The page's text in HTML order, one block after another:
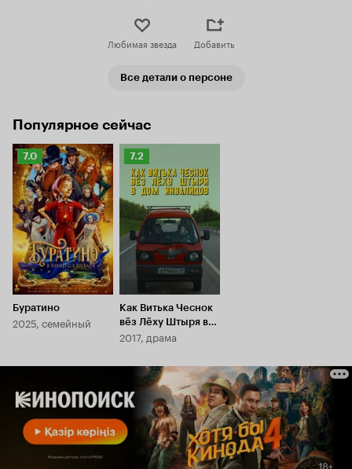
Любимая звезда Добавить
Все детали о персоне
Популярное сейчас
Рейтинг
Кинопоиска
7.0
7.0
Буратино
2025, семейный
Рейтинг
Кинопоиска
7.2
7.2
Как Витька Чеснок
вёз Лёху Штыря в
дом инвалидов
2017, драма